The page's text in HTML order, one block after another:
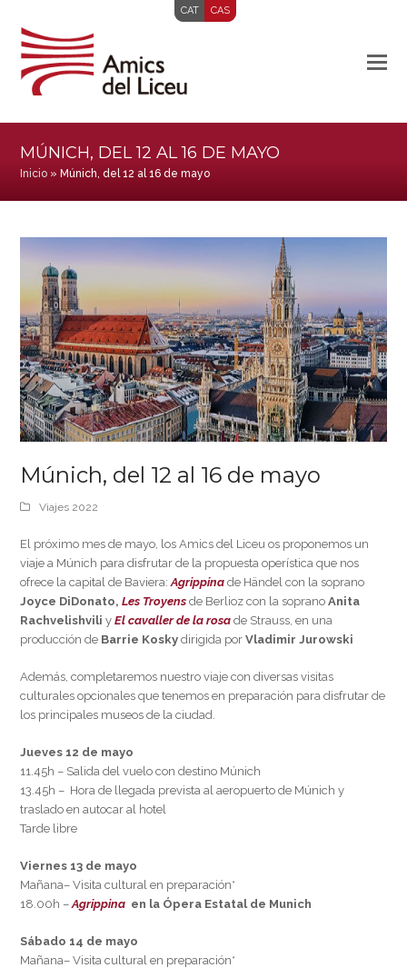
CAT CAS
MÚNICH, DEL 12 AL 16 DE MAYO
Inicio » Múnich, del 12 al 16 de mayo
Múnich, del 12 al 16 de mayo
Viajes 2022
El próximo mes de mayo, los Amics del Liceu os proponemos un
viaje a Múnich para disfrutar de la propuesta operística que nos
ofrece la capital de Baviera:Agrippina de Händel con la soprano
Joyce DiDonato,Les Troyensde Berlioz con la sopranoAnita
Rachvelishvili yEl cavaller de la rosa de Strauss, en una
producción de Barrie Kosky dirigida porVladimir Jurowski
Además, completaremos nuestro viaje con diversas visitas
culturales opcionales que tenemos en preparación para disfrutar de
los principales museos de la ciudad.
Jueves 12 de mayo
11.45h – Salida del vuelo con destino Múnich
13.45h – Hora de llegada prevista al aeropuerto de Múnich y
traslado en autocar al hotel
Tarde libre
Viernes 13 de mayo
Mañana– Visita cultural en preparación*
18.00h –Agrippina en la Ópera Estatal de Munich
Sábado 14 de mayo
Mañana– Visita cultural en preparación*